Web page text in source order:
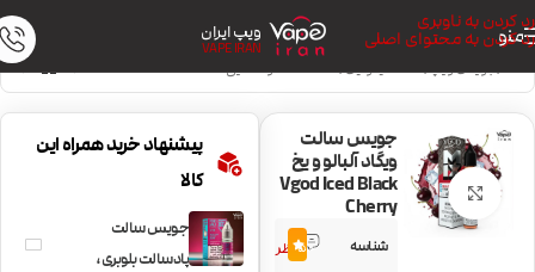
رد کردن به ناوبری
رد کردن به محتوای اصلی
منو ویپ ایران
VAPE IRAN
خانه/جویس ویپ/سالت نیکوتین/سالت خنک و نعنایی
بزرگنمایی تصویر
جویس سالت
ویگاد آلبالو و یخ
Vgod Iced Black
Cherry
شناسه
2
نظر5.0
پیشنهاد خرید همراه این
کالا
جویس سالت
پادسالت بلوبری،